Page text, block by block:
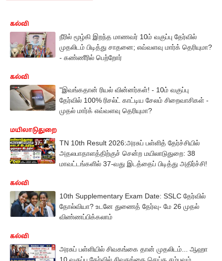
கல்வி
நீரில் மூழ்கி இறந்த மாணவர் 10ம் வகுப்பு தேர்வில்
முதலிடம் பிடித்து சாதனை; எவ்வளவு மார்க் தெரியுமா?
- கண்ணீரில் பெற்றோர்
கல்வி
"இவங்கதான் ரியல் வின்னர்கள்! - 10ம் வகுப்பு
தேர்வில் 100% ரிசல்ட் காட்டிய சேலம் சிறைவாசிகள் -
முதல் மார்க் எவ்வளவு தெரியுமா?
மயிலாடுதுறை
TN 10th Result 2026:அரசுப் பள்ளித் தேர்ச்சியில்
அதலபாதாளத்திற்குச் சென்ற மயிலாடுதுறை: 38
மாவட்டங்களில் 37-வது இடத்தைப் பிடித்து அதிர்ச்சி!
கல்வி
10th Supplementary Exam Date: SSLC தேர்வில்
தோல்வியா? உடனே துணைத் தேர்வு- மே 26 முதல்
விண்ணப்பிக்கலாம்
கல்வி
அரசுப் பள்ளியில் சிவகங்கை தான் முதலிடம்... ஆஹா